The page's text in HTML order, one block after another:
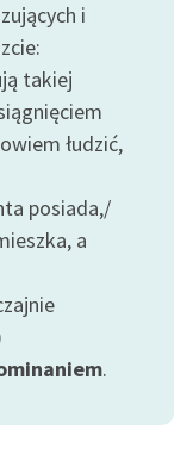
i
takiej
łudzić,
posiada,/
a
.